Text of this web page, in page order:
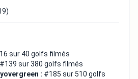
sur 40 golfs filmés
#139 sur 380 golfs filmés
: #185 sur 510 golfs